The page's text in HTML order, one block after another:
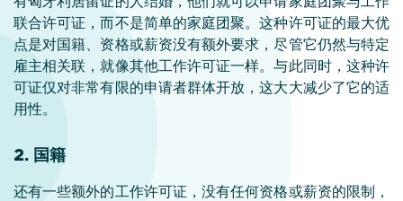
联合许可证，而不是简单的家庭团聚。这种许可证的最大优
点是对国籍、资格或薪资没有额外要求，尽管它仍然与特定
雇主相关联，就像其他工作许可证一样。与此同时，这种许
可证仅对非常有限的申请者群体开放，这大大减少了它的适
用性。
2. 国籍
还有一些额外的工作许可证，没有任何资格或薪资的限制，